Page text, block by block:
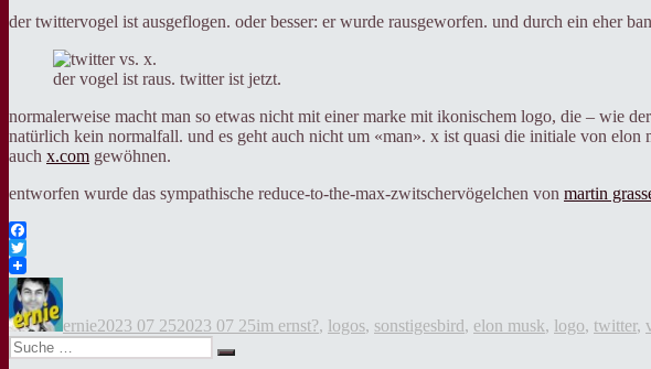
der twittervogel ist ausgeflogen. oder besser: er wurde rausgeworfen. und durch ein eher
der vogel ist raus. twitter ist jetzt.
normalerweise macht man so etwas nicht mit einer marke mit ikonischem logo, die – wie
natürlich kein normalfall. und es geht auch nicht um «man». x ist quasi die initiale von
auch x.com gewöhnen.
entworfen wurde das sympathische reduce-to-the-max-zwitschervögelchen von martin
Facebook
Twitter
ernie2023 07 252023 07 25im ernst?, logos, sonstigesbird, elon musk, logo, twitter,
Suche
nach:
Suche